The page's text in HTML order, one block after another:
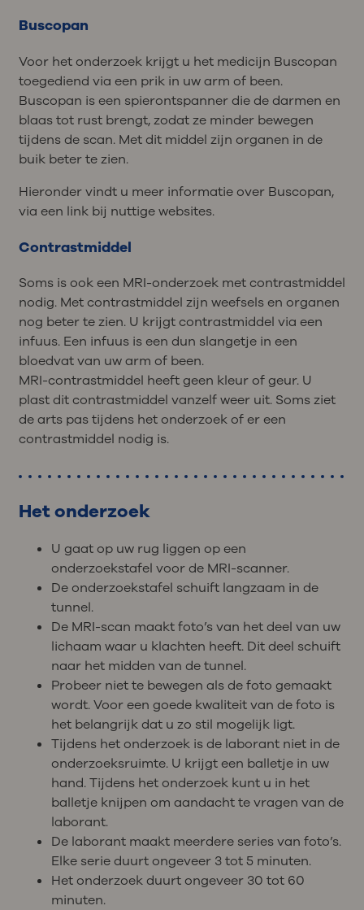
Buscopan
Voor het onderzoek krijgt u het medicijn Buscopan
toegediend via een prik in uw arm of been.
Buscopan is een spierontspanner die de darmen en
blaas tot rust brengt, zodat ze minder bewegen
tijdens de scan. Met dit middel zijn organen in de
buik beter te zien.
Hieronder vindt u meer informatie over Buscopan,
via een link bij nuttige websites.
Contrastmiddel
Soms is ook een MRI-onderzoek met contrastmiddel
nodig. Met contrastmiddel zijn weefsels en organen
nog beter te zien. U krijgt contrastmiddel via een
infuus. Een infuus is een dun slangetje in een
bloedvat van uw arm of been.
MRI-contrastmiddel heeft geen kleur of geur. U
plast dit contrastmiddel vanzelf weer uit. Soms ziet
de arts pas tijdens het onderzoek of er een
contrastmiddel nodig is.
Het onderzoek
U gaat op uw rug liggen op een
onderzoekstafel voor de MRI-scanner.
De onderzoekstafel schuift langzaam in de
tunnel.
De MRI-scan maakt foto’s van het deel van uw
lichaam waar u klachten heeft. Dit deel schuift
naar het midden van de tunnel.
Probeer niet te bewegen als de foto gemaakt
wordt. Voor een goede kwaliteit van de foto is
het belangrijk dat u zo stil mogelijk ligt.
Tijdens het onderzoek is de laborant niet in de
onderzoeksruimte. U krijgt een balletje in uw
hand. Tijdens het onderzoek kunt u in het
balletje knijpen om aandacht te vragen van de
laborant.
De laborant maakt meerdere series van foto’s.
Elke serie duurt ongeveer 3 tot 5 minuten.
Het onderzoek duurt ongeveer 30 tot 60
minuten.